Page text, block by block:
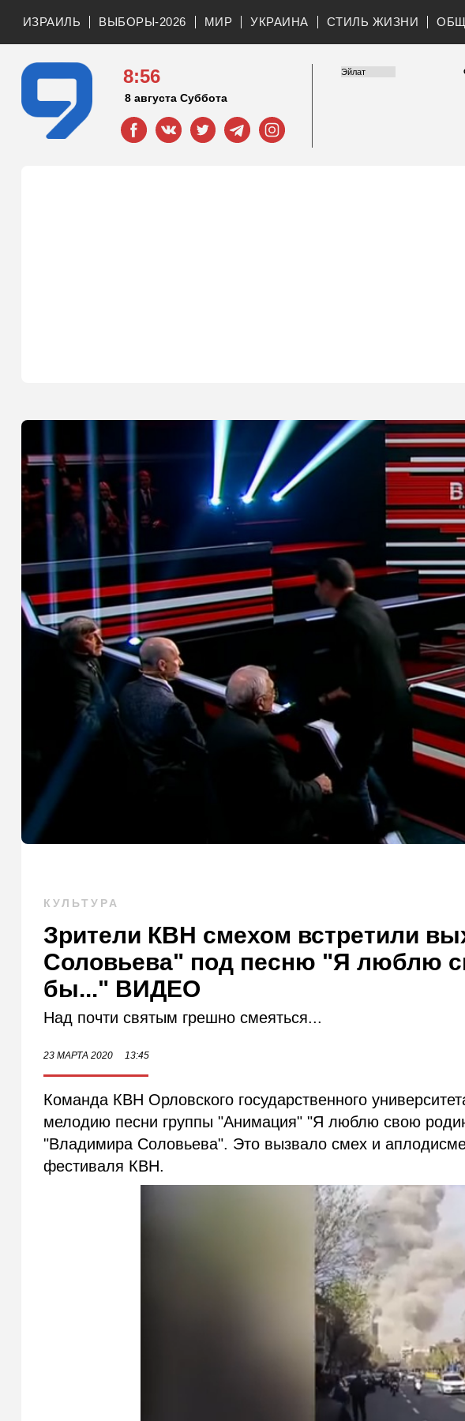
ИЗРАИЛЬ ВЫБОРЫ-2026 МИР УКРАИНА СТИЛЬ ЖИЗНИ
8:56
8 августа Суббота
КУЛЬТУРА
Зрители КВН смехом встретили
Соловьева" под песню "Я люблю
бы..." ВИДЕО
Над почти святым грешно смеяться...
23 МАРТА 2020 13:45
Команда КВН Орловского государственного
мелодию песни группы "Анимация" "Я люблю свою
"Владимира Соловьева". Это вызвало смех и
фестиваля КВН.